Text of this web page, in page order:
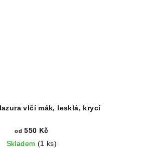
vlčí mák, lesklá, krycí
od 550 Kč
Skladem (1 ks)